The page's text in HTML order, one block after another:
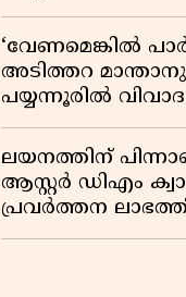
‘വേണമെങ്കിൽ
അടിത്തറ
പയ്യന്നൂരിൽ
കെ രാഗേഷ്
ലയനത്തിന്
ആസ്റ്റർ ഡിഎം
പ്രവർത്തന
ശതമാനത്തിൻ്റെ